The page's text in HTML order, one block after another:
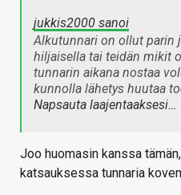
jukkis2000 sanoi
Alkutunnari on ollut parin
hiljaisella tai teidän mikit
tunnarin aikana nostaa
kunnolla lähetys huutaa
Napsauta laajentaaksesi…
Joo huomasin kanssa
katsauksessa tunnaria